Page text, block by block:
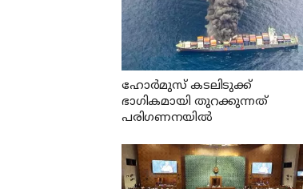
ഹോര്‍മുസ് കടലിടുക്ക്
ഭാഗികമായി തുറക്കുന്നത്
പരിഗണനയില്‍